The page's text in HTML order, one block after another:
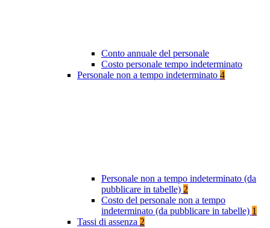
Conto annuale del personale
Costo personale tempo indeterminato
Personale non a tempo indeterminato 4
Personale non a tempo indeterminato (da
pubblicare in tabelle) 2
Costo del personale non a tempo
indeterminato (da pubblicare in tabelle) 1
Tassi di assenza 2